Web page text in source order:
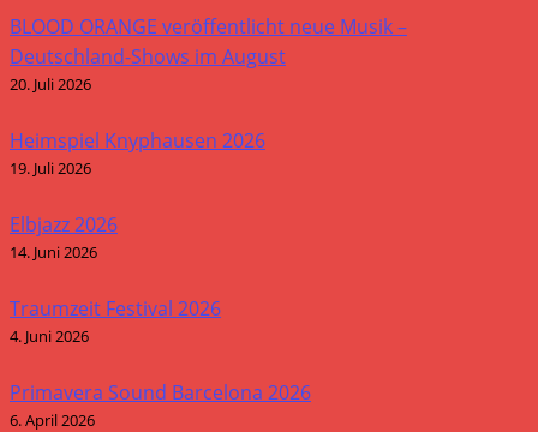
BLOOD ORANGE veröffentlicht neue Musik –
Deutschland-Shows im August
20. Juli 2026
Heimspiel Knyphausen 2026
19. Juli 2026
Elbjazz 2026
14. Juni 2026
Traumzeit Festival 2026
4. Juni 2026
Primavera Sound Barcelona 2026
6. April 2026